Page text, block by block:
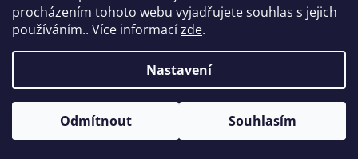
procházením tohoto webu vyjadřujete souhlas s jejich
používáním.. Více informacízde.
Nastavení
Odmítnout Souhlasím
Copyright 2026antikshop.eu. Všechna práva vyhrazena.
Upravit nastavení cookies